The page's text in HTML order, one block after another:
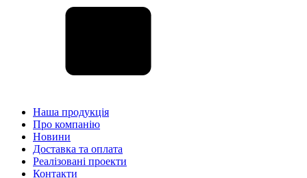
Наша продукція
Про компанію
Новини
Доставка та оплата
Реалізовані проекти
Контакти